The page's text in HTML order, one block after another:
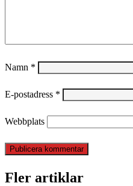
Namn *
E-postadress *
Webbplats
Fler artiklar